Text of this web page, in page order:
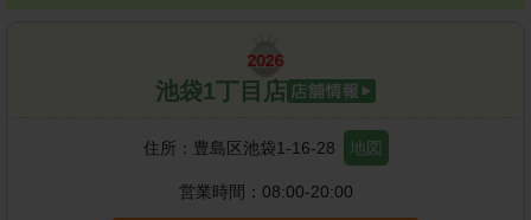
池袋1丁目店
住所： 豊島区池袋1-16-28 地図
営業時間： 08:00-20:00